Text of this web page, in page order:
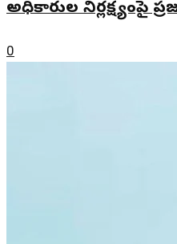
అధికారుల నిర్లక్ష్యంపై
0